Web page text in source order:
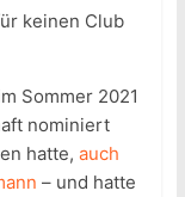
keinen Club
Sommer 2021
nominiert
hatte, auch
– und hatte